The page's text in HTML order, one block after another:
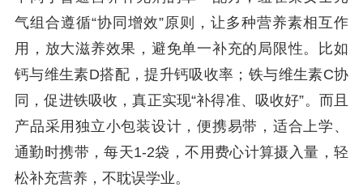
气组合遵循“协同增效”原则，让多种营养素相互作
用，放大滋养效果，避免单一补充的局限性。比如
钙与维生素D搭配，提升钙吸收率；铁与维生素C协
同，促进铁吸收，真正实现“补得准、吸收好”。而且
产品采用独立小包装设计，便携易带，适合上学、
通勤时携带，每天1-2袋，不用费心计算摄入量，轻
松补充营养，不耽误学业。